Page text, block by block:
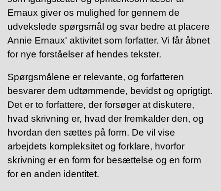
Ernaux giver os mulighed for gennem de
udvekslede spørgsmål og svar bedre at placere
Annie Ernaux' aktivitet som forfatter. Vi får åbnet
for nye forståelser af hendes tekster.
Spørgsmålene er relevante, og forfatteren
besvarer dem udtømmende, bevidst og oprigtigt.
Det er to forfattere, der forsøger at diskutere,
hvad skrivning er, hvad der fremkalder den, og
hvordan den sættes på form. De vil vise
arbejdets kompleksitet og forklare, hvorfor
skrivning er en form for besættelse og en form
for en anden identitet.